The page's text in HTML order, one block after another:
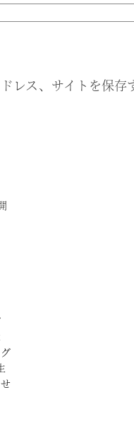
レス、サイトを保存